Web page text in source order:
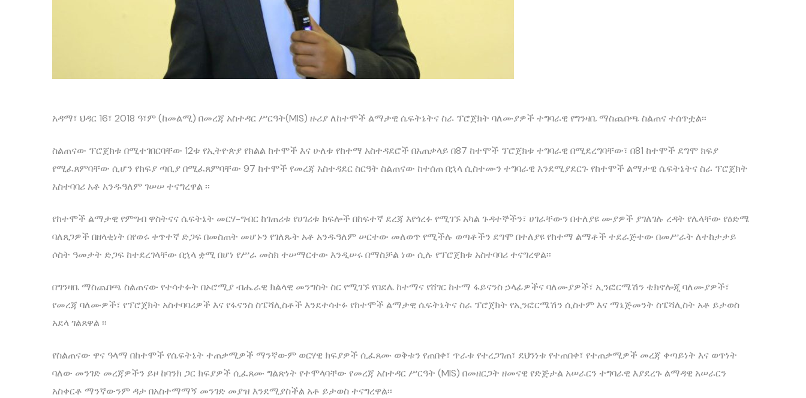
አዳማ፣ ህዳር 16፣ 2018 ዓ፣ም (ከመልሚ) በመረጃ አስተዳር ሥርዓት(MIS) ዙሪያ ለከተሞች ልማታዊ ሴፍትኔትና ስራ ፕሮጀክት ባለሙያዎች ተግባራዊ የግንዛቤ ማስጨበጫ ስልጠና ተሰጥቷል፡፡
ስልጠናው ፕሮጀክቱ በሚተገበርባቸው 12ቱ የኢትዮጵያ የክልል ከተሞች እና ሁለቱ የከተማ አስተዳደሮች በአጠቃላይ በ87 ከተሞች ፕሮጀክቱ ተግባራዊ በሚደረግባቸው፣ በ81 ከተሞች ደግሞ ክፍያ
የሚፈጸምባቸው ሲሆን የክፍያ ጣቢያ በሚፈጸምባቸው 97 ከተሞች የመረጃ አስተዳደር ስርዓት ስልጠናው ከተሰጠ በኋላ ሲስተሙን ተግባራዊ እንደሚያደርጉ የከተሞች ልማታዊ ሴፍትኔትና ስራ ፕሮጀክት
አስተባባሪ አቶ አንዱዓለም ገሠሠ ተናግረዋል ፡፡
የከተሞች ልማታዊ የምግብ ዋስትናና ሴፍትኔት መርሃ-ግብር ከገጠሪቱ የሀገሪቱ ክፍሎች በከፍተኛ ደረጃ እየጎረፉ የሚገኙ አካል ጉዳተኞችን፣ ሀገራቸውን በተለያዩ ሙያዎች ያገለገሉ ረዳት የሌላቸው የዕድሜ
ባለጸጋዎች በዘላቂነት በየወሩ ቀጥተኛ ድጋፍ በመስጠት መሆኑን የገለጹት አቶ አንዱዓለም ሠርተው መለወጥ የሚችሉ ወጣቶችን ደግሞ በተለያዩ የከተማ ልማቶች ተደራጅተው በመሥራት ለተከታታይ
ሶስት ዓመታት ድጋፍ ከተደረገላቸው በኋላ ቋሚ በሆነ የሥራ መስክ ተሠማርተው እንዲሠሩ በማስቻል ነው ሲሉ የፕሮጀክቱ አስተባባሪ ተናግረዋል፡፡
በግንዛቤ ማስጨበጫ ስልጠናው የተሳተፉት በኦሮሚያ ብሔራዊ ክልላዊ መንግስት ስር የሚገኙ የበደሌ ከተማና የሸገር ከተማ ፋይናንስ ኃላፊዎችና ባለሙያዎች፣ ኢንፎርሜሽን ቴክኖሎጂ ባለሙያዎች፣
የመረጃ ባለሙዎች፣ የፕሮጀክት አስተባባሪዎች እና የፋናንስ ስፔሻሊስቶች እንደተሳተፉ የከተሞች ልማታዊ ሴፍትኔትና ስራ ፕሮጀክት የኢንፎርሜሽን ሲስተም እና ማኔጅመንት ስፔሻሊስት አቶ ይታወስ
አደላ ገልጸዋል ፡፡
የስልጠናው ዋና ዓላማ በከተሞች የሴፍትኔት ተጠቃሚዎች ማንኛውም ወርሃዊ ክፍያዎች ሲፈጸሙ ወቅቱን የጠበቀ፣ ጥራቱ የተረጋገጠ፣ ደህንነቱ የተጠበቀ፣ የተጠቃሚዎች መረጃ ቀጣይነት እና ወጥነት
ባለው መንገድ መረጃዎችን ይዞ ከባንክ ጋር ክፍያዎች ሲፈጸሙ ግልጽነት የተሞላባቸው የመረጃ አስተዳር ሥርዓት (MIS) በመዘርጋት ዘመናዊ የድጅታል አሠራርን ተግባራዊ እያደረጉ ልማዳዊ አሠራርን
አስቀርቶ ማንኛውንም ዳታ በአስተማማኝ መንገድ መያዝ እንደሚያስችል አቶ ይታወስ ተናግረዋል፡፡